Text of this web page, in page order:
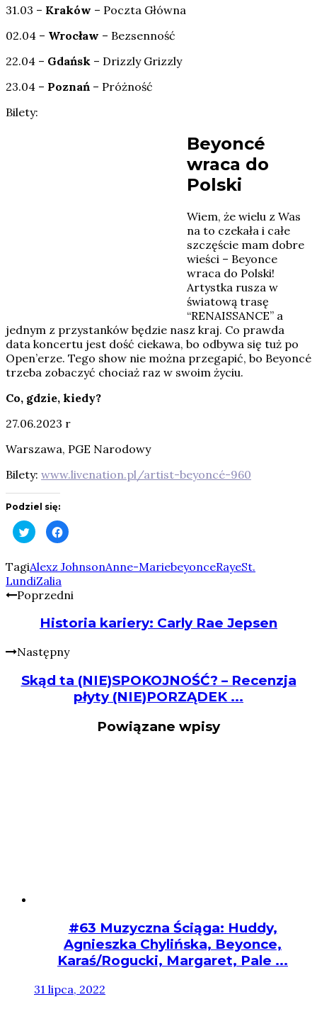
31.03 – Kraków – Poczta Główna
02.04 – Wrocław – Bezsenność
22.04 – Gdańsk – Drizzly Grizzly
23.04 – Poznań – Próżność
Bilety:
Beyoncé
wraca do
Polski
Wiem, że wielu z Was
na to czekała i całe
szczęście mam dobre
wieści – Beyonce
wraca do Polski!
Artystka rusza w
światową trasę
“RENAISSANCE” a
jednym z przystanków będzie nasz kraj. Co prawda
data koncertu jest dość ciekawa, bo odbywa się tuż po
Open’erze. Tego show nie można przegapić, bo Beyoncé
trzeba zobaczyć chociaż raz w swoim życiu.
Co, gdzie, kiedy?
27.06.2023 r
Warszawa, PGE Narodowy
Bilety: www.livenation.pl/artist-beyoncé-960
Podziel się:
Click
to
share
Twitter
(Opens
in
new
window)
Click
to
Facebook
(Opens
new
window)
TagiAlexz JohnsonAnne-MariebeyonceRayeSt.
LundiZalia
Poprzedni
Historia kariery: Carly Rae Jepsen
Następny
Skąd ta (NIE)SPOKOJNOŚĆ? – Recenzja
płyty (NIE)PORZĄDEK ...
Powiązane wpisy
#63 Muzyczna Ściąga: Huddy,
Agnieszka Chylińska, Beyonce,
Karaś/Rogucki, Margaret, Pale ...
31 lipca, 2022